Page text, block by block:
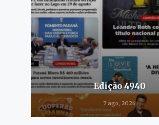
Edição 4940
7 ago, 2026